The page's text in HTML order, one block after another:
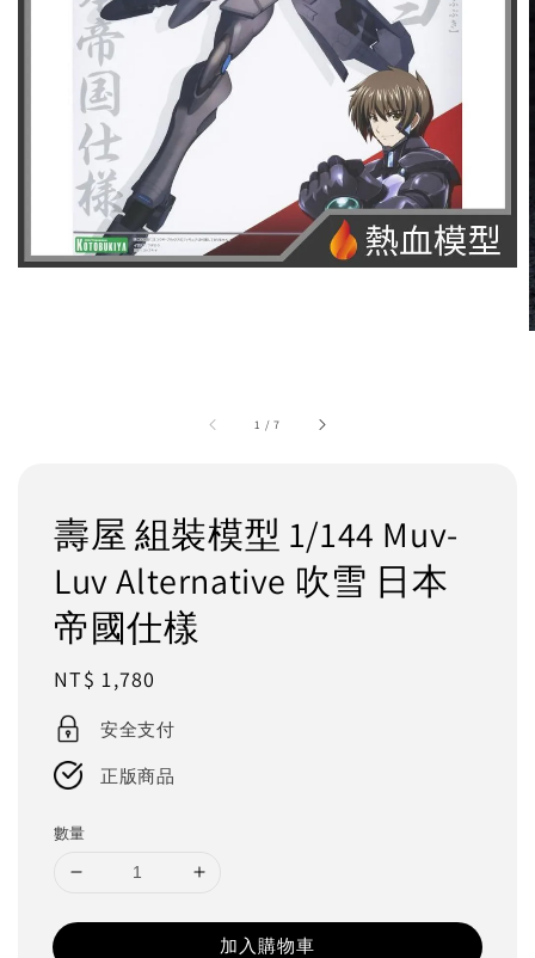
1 /7
壽屋 組裝模型 1/144 Muv-
Luv Alternative 吹雪 日本
帝國仕樣
Regular
price
NT$ 1,780
安全支付
正版商品
數量
加入購物車